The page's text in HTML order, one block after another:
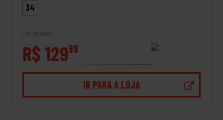
34
Por apenas
R$ 12999
IR PARA A LOJA